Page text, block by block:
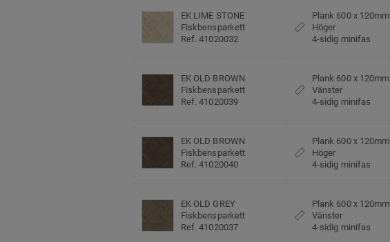
EK LIME STONE
Fiskbensparkett
Ref. 41020032
Plank 600 x 120mm
Höger
4-sidig minifas
EK OLD BROWN
Fiskbensparkett
Ref. 41020039
Plank 600 x 120mm
Vänster
4-sidig minifas
EK OLD BROWN
Fiskbensparkett
Ref. 41020040
Plank 600 x 120mm
Höger
4-sidig minifas
EK OLD GREY
Fiskbensparkett
Ref. 41020037
Plank 600 x 120mm
Vänster
4-sidig minifas